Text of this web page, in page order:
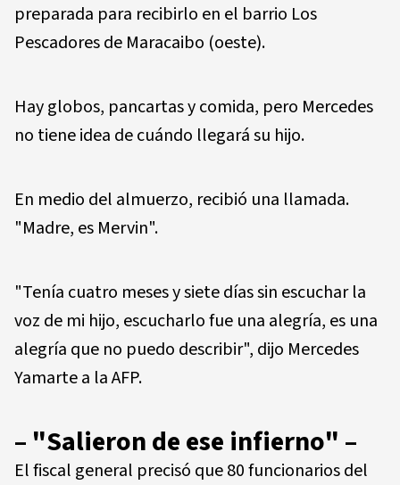
preparada para recibirlo en el barrio Los
Pescadores de Maracaibo (oeste).
Hay globos, pancartas y comida, pero Mercedes
no tiene idea de cuándo llegará su hijo.
En medio del almuerzo, recibió una llamada.
"Madre, es Mervin".
"Tenía cuatro meses y siete días sin escuchar la
voz de mi hijo, escucharlo fue una alegría, es una
alegría que no puedo describir", dijo Mercedes
Yamarte a la AFP.
– "Salieron de ese infierno" –
El fiscal general precisó que 80 funcionarios del